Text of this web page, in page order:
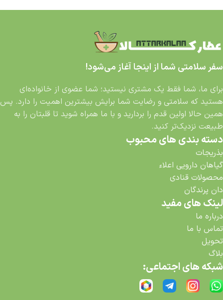
سفر سلامتی شما از اینجا آغاز می‌شود!
برای ما، شما فقط یک مشتری نیستید؛ شما عضوی از خانواده‌ای
هستید که سلامتی و رضایت شما برایش بیشترین اهمیت را دارد. پس
همین حالا اولین قدم را بردارید و با ما همراه شوید تا قلبتان را به
طبیعت نزدیک‌تر کنید.
دسته بندی های محبوب
بذریجات
گیاهان دارویی اعلاء
محصولات قنادی
دان پرندگان
لینک های مفید
درباره ما
تماس با ما
تحویل
بلاگ
شبکه های اجتماعی: